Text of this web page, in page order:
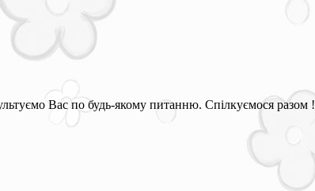
Вас по будь-якому питанню. Спілкуємося разом !